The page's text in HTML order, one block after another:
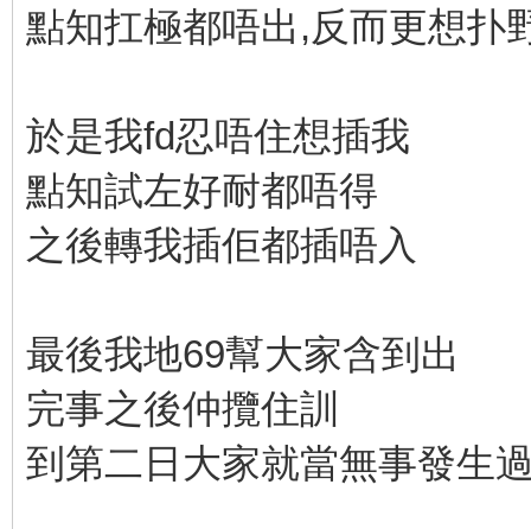
點知扛極都唔出,反而更想扑
於是我fd忍唔住想插我
點知試左好耐都唔得
之後轉我插佢都插唔入
最後我地69幫大家含到出
完事之後仲攬住訓
到第二日大家就當無事發生